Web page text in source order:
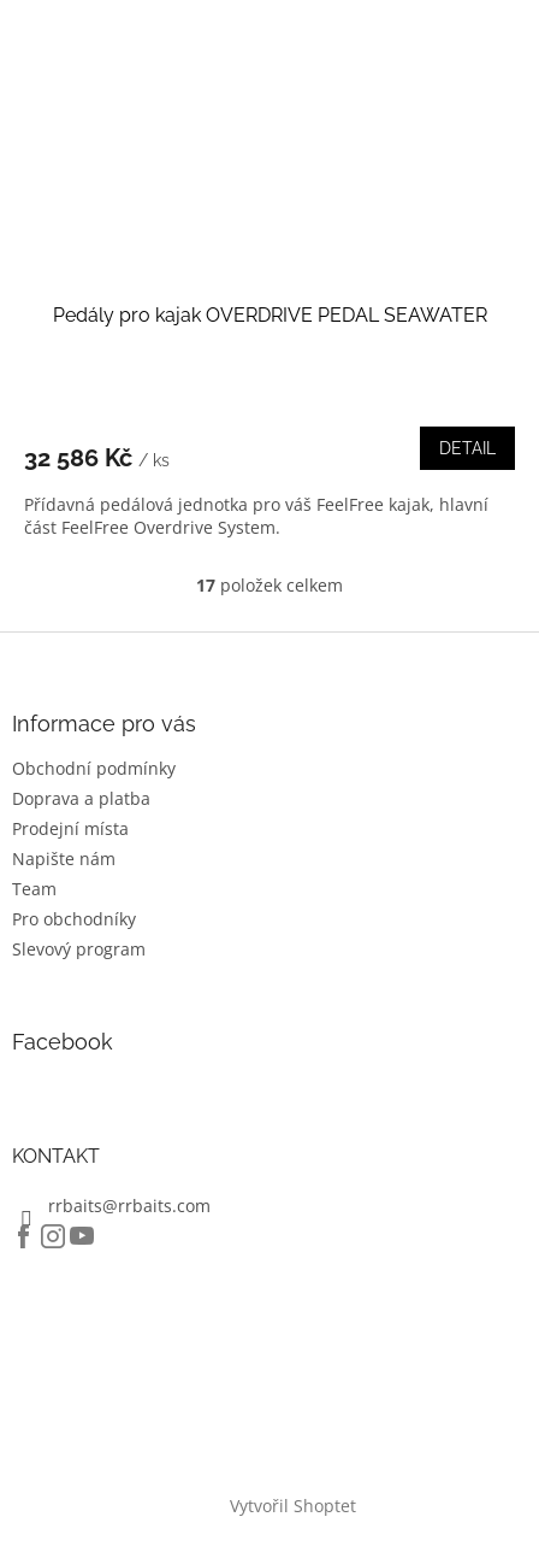
Pedály pro kajak OVERDRIVE PEDAL SEAWATER
32 586 Kč / ks
DETAIL
Přídavná pedálová jednotka pro váš FeelFree kajak, hlavní
část FeelFree Overdrive System.
O
l
17 položek celkem
Informace pro vás
Obchodní podmínky
Doprava a platba
Prodejní místa
Napište nám
Team
Pro obchodníky
Slevový program
Facebook
KONTAKT
rrbaits@rrbaits.com
Vytvořil Shoptet